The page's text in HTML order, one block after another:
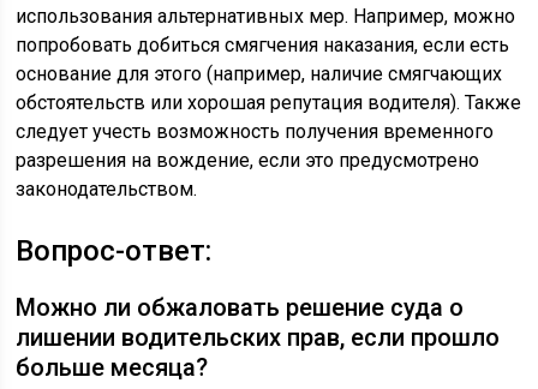
использования альтернативных мер. Например, можно
попробовать добиться смягчения наказания, если есть
основание для этого (например, наличие смягчающих
обстоятельств или хорошая репутация водителя). Также
следует учесть возможность получения временного
разрешения на вождение, если это предусмотрено
законодательством.
Вопрос-ответ:
Можно ли обжаловать решение суда о
лишении водительских прав, если прошло
больше месяца?